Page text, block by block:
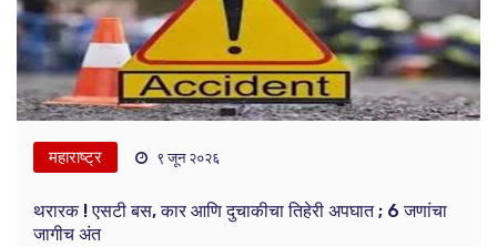
महाराष्ट्र ९ जून २०२६
थरारक ! एसटी बस, कार आणि दुचाकीचा तिहेरी अपघात ; 6 जणांचा
जागीच अंत